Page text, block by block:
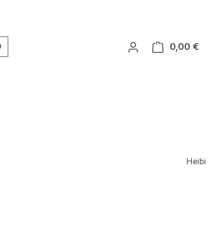
0,00 €
Heibi